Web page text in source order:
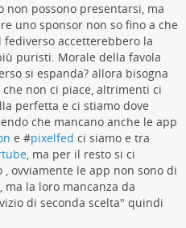
non possono presentarsi, ma
uno sponsor non so fino a che
accetterebbero la
puristi. Morale della favola
si espanda? allora bisogna
non ci piace, altrimenti ci
perfetta e ci stiamo dove
che mancano anche le app
e #pixelfed ci siamo e tra
, ma per il resto si ci
ovviamente le app non sono di
la loro mancanza da
di seconda scelta" quindi